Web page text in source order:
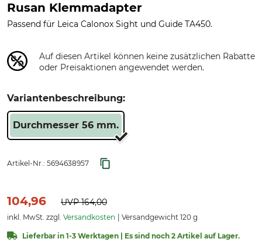
Rusan Klemmadapter
Passend für Leica Calonox Sight und Guide TA450.
Auf diesen Artikel können keine zusätzlichen Rabatte
oder Preisaktionen angewendet werden.
Variantenbeschreibung:
Durchmesser 56 mm.
Artikel-Nr.: 5694638957
104,96 UVP164,00
inkl. MwSt. zzgl. Versandkosten Versandgewicht 120 g
Lieferbar in 1-3 Werktagen | Es sind noch 2 Artikel auf Lager.